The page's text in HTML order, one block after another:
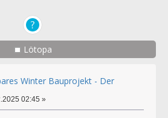
Lötopa
Winter Bauprojekt - Der
02:45 »